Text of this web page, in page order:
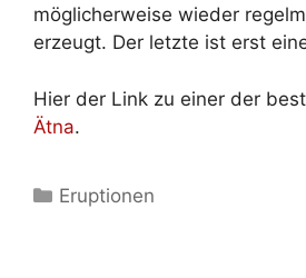
möglicherweise wieder
erzeugt. Der letzte ist erst
Hier der Link zu einer der
Ätna.
Kategorien
Eruptionen